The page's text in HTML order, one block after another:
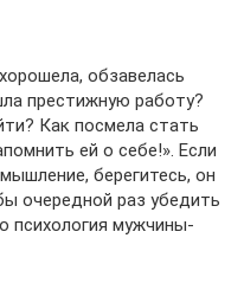
обзавелась
престижную работу?
Как посмела стать
ей о себе!». Если
берегитесь, он
очередной раз убедить
психология мужчины-